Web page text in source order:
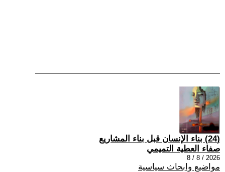
(24) بناء الإنسان قبل بناء المشاريع
صفاء العطية التميمي
2026 / 8 / 8
مواضيع وابحاث سياسية